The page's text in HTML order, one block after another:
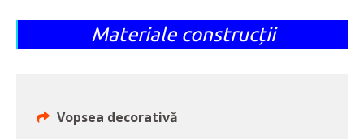
Materiale construcții
Vopsea decorativă